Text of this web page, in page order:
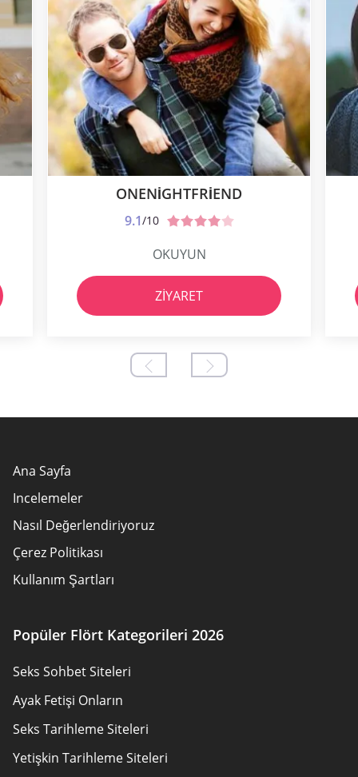
ONENIGHTFRIEND
9.1/10
OKUYUN
ZIYARET
Ana Sayfa
Incelemeler
Nasıl Değerlendiriyoruz
Çerez Politikası
Kullanım Şartları
Hakkımızda
Popüler Flört Kategorileri 2026
Seks Sohbet Siteleri
Ayak Fetişi Onların
Seks Tarihleme Siteleri
Yetişkin Tarihleme Siteleri